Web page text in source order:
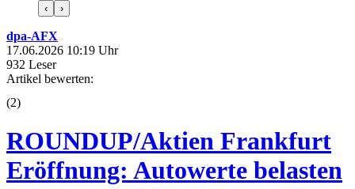
‹ ›
dpa-AFX
17.06.2026 10:19 Uhr
932 Leser
Artikel bewerten:
(2)
ROUNDUP/Aktien Frankfurt
Eröffnung: Autowerte belasten